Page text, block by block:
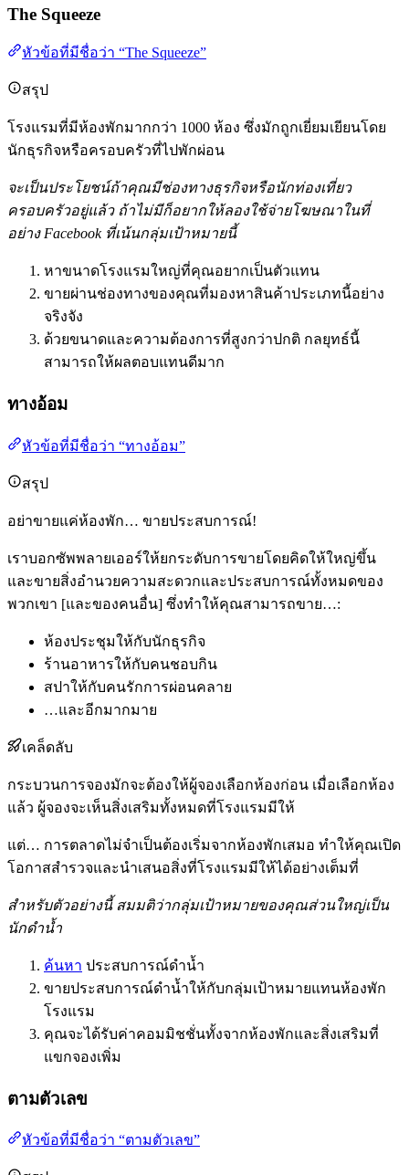
The Squeeze
หัวข้อที่มีชื่อว่า “The Squeeze”
สรุป
โรงแรมที่มีห้องพักมากกว่า 1000 ห้อง ซึ่งมักถูกเยี่ยมเยียนโดย
นักธุรกิจหรือครอบครัวที่ไปพักผ่อน
จะเป็นประโยชน์ถ้าคุณมีช่องทางธุรกิจหรือนักท่องเที่ยว
ครอบครัวอยู่แล้ว ถ้าไม่มีก็อยากให้ลองใช้จ่ายโฆษณาในที่
อย่าง Facebook ที่เน้นกลุ่มเป้าหมายนี้
หาขนาดโรงแรมใหญ่ที่คุณอยากเป็นตัวแทน
ขายผ่านช่องทางของคุณที่มองหาสินค้าประเภทนี้อย่าง
จริงจัง
ด้วยขนาดและความต้องการที่สูงกว่าปกติ กลยุทธ์นี้
สามารถให้ผลตอบแทนดีมาก
ทางอ้อม
หัวข้อที่มีชื่อว่า “ทางอ้อม”
สรุป
อย่าขายแค่ห้องพัก… ขายประสบการณ์!
เราบอกซัพพลายเออร์ให้ยกระดับการขายโดยคิดให้ใหญ่ขึ้น
และขายสิ่งอำนวยความสะดวกและประสบการณ์ทั้งหมดของ
พวกเขา [และของคนอื่น] ซึ่งทำให้คุณสามารถขาย…:
ห้องประชุมให้กับนักธุรกิจ
ร้านอาหารให้กับคนชอบกิน
สปาให้กับคนรักการผ่อนคลาย
…และอีกมากมาย
เคล็ดลับ
กระบวนการจองมักจะต้องให้ผู้จองเลือกห้องก่อน เมื่อเลือกห้อง
แล้ว ผู้จองจะเห็นสิ่งเสริมทั้งหมดที่โรงแรมมีให้
แต่… การตลาดไม่จำเป็นต้องเริ่มจากห้องพักเสมอ ทำให้คุณเปิด
โอกาสสำรวจและนำเสนอสิ่งที่โรงแรมมีให้ได้อย่างเต็มที่
สำหรับตัวอย่างนี้ สมมติว่ากลุ่มเป้าหมายของคุณส่วนใหญ่เป็น
นักดำน้ำ
ค้นหา ประสบการณ์ดำน้ำ
ขายประสบการณ์ดำน้ำให้กับกลุ่มเป้าหมายแทนห้องพัก
โรงแรม
คุณจะได้รับค่าคอมมิชชั่นทั้งจากห้องพักและสิ่งเสริมที่
แขกจองเพิ่ม
ตามตัวเลข
หัวข้อที่มีชื่อว่า “ตามตัวเลข”